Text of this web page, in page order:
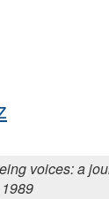
voices: a